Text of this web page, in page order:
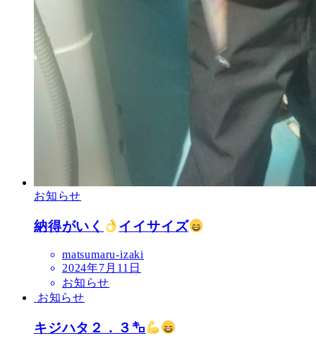
お知らせ
納得がいく イイサイズ
matsumaru-izaki
2024年7月11日
お知らせ
お知らせ
キジハタ２．３㌔